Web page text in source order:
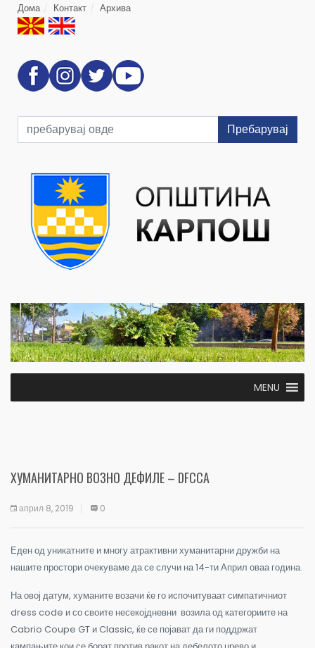
Дома Контакт Архива
Пребарувај
MENU
ХУМАНИТАРНО ВОЗНО ДЕФИЛЕ – DFCCA
април 8, 2019 0
Еден од уникатните и многу атрактивни хуманитарни дружби на
нашите простори очекуваме да се случи на 14-ти Април оваа година.
На овој датум, хуманите возачи ќе го испочитуваат симпатичниот
dress code и со своите несекојдневни возила од категориите на
Cabrio Coupe GT и Classic, ќе се појават да ги поддржат